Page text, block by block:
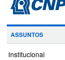
ASSUNTOS
Institucional